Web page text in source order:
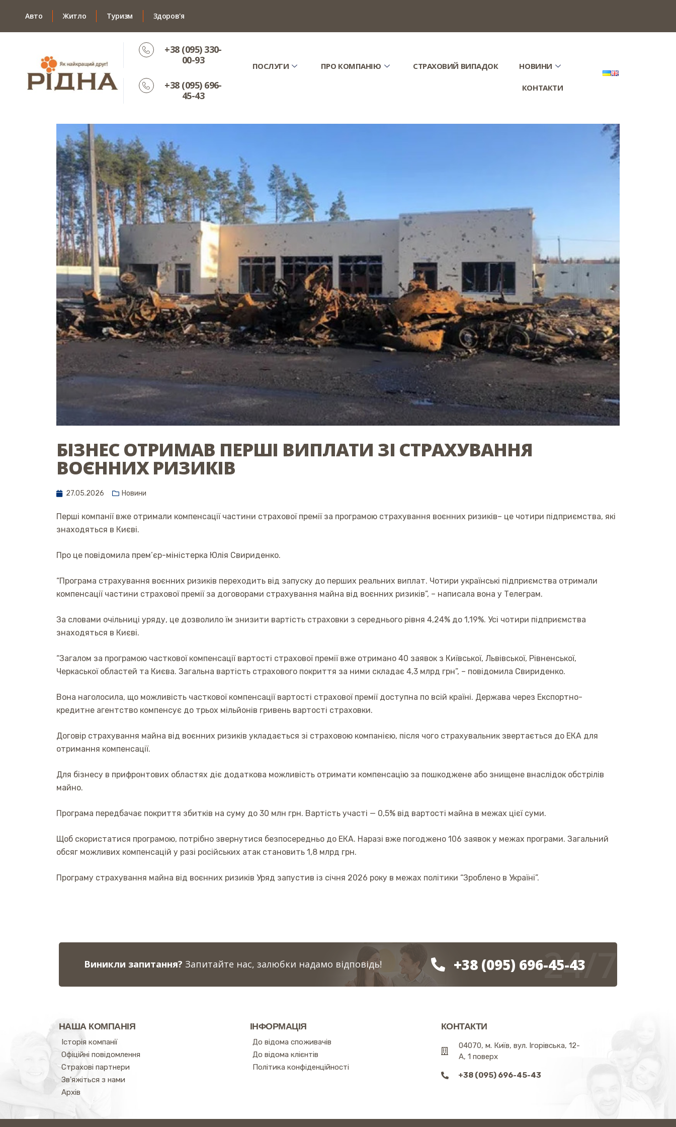
Авто Житло Туризм Здоров'я
+38 (095) 330-
00-93
+38 (095) 696-
45-43
ПОСЛУГИ ПРО КОМПАНІЮ СТРАХОВИЙ ВИПАДОК НОВИНИ
КОНТАКТИ
БІЗНЕС ОТРИМАВ ПЕРШІ ВИПЛАТИ ЗІ СТРАХУВАННЯ
ВОЄННИХ РИЗИКІВ
27.05.2026 Новини
Перші компанії вже отримали компенсації частини страхової премії за програмою страхування воєнних ризиків– це чотири підприємства, які
знаходяться в Києві.
Про це повідомила прем’єр-міністерка Юлія Свириденко.
“Програма страхування воєнних ризиків переходить від запуску до перших реальних виплат. Чотири українські підприємства отримали
компенсації частини страхової премії за договорами страхування майна від воєнних ризиків”, – написала вона у Телеграм.
За словами очільниці уряду, це дозволило їм знизити вартість страховки з середнього рівня 4,24% до 1,19%. Усі чотири підприємства
знаходяться в Києві.
“Загалом за програмою часткової компенсації вартості страхової премії вже отримано 40 заявок з Київської, Львівської, Рівненської,
Черкаської областей та Києва. Загальна вартість страхового покриття за ними складає 4,3 млрд грн”, – повідомила Свириденко.
Вона наголосила, що можливість часткової компенсації вартості страхової премії доступна по всій країні. Держава через Експортно-
кредитне агентство компенсує до трьох мільйонів гривень вартості страховки.
Договір страхування майна від воєнних ризиків укладається зі страховою компанією, після чого страхувальник звертається до ЕКА для
отримання компенсації.
Для бізнесу в прифронтових областях діє додаткова можливість отримати компенсацію за пошкоджене або знищене внаслідок обстрілів
майно.
Програма передбачає покриття збитків на суму до 30 млн грн. Вартість участі — 0,5% від вартості майна в межах цієї суми.
Щоб скористатися програмою, потрібно звернутися безпосередньо до ЕКА. Наразі вже погоджено 106 заявок у межах програми. Загальний
обсяг можливих компенсацій у разі російських атак становить 1,8 млрд грн.
Програму страхування майна від воєнних ризиків Уряд запустив із січня 2026 року в межах політики “Зроблено в Україні”.
Виникли запитання? Запитайте нас, залюбки надамо відповідь! +38 (095) 696-45-43
24/7
НАША КОМПАНІЯ
Історія компанії
Офіційні повідомлення
Страхові партнери
Зв'яжіться з нами
Архів
ІНФОРМАЦІЯ
До відома споживачів
До відома клієнтів
Політика конфіденційності
КОНТАКТИ
04070, м. Київ, вул. Ігорівська, 12-
А, 1 поверх
+38 (095) 696-45-43